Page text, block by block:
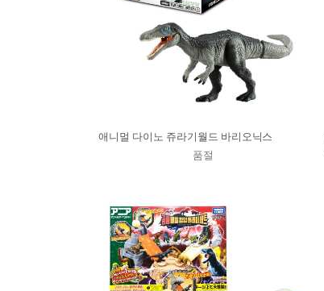
애니멀 다이노 쥬라기월드 바리오닉스
품절